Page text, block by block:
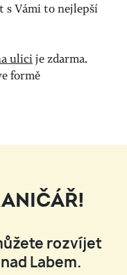
s Vámi to nejlepší
ulicije zdarma.
formě
rozvíjet
Labem.